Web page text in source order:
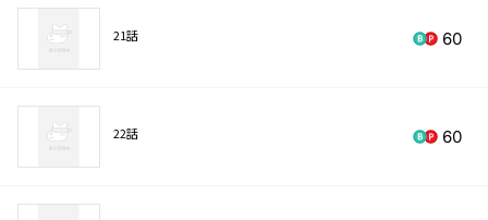
21話 60
22話 60